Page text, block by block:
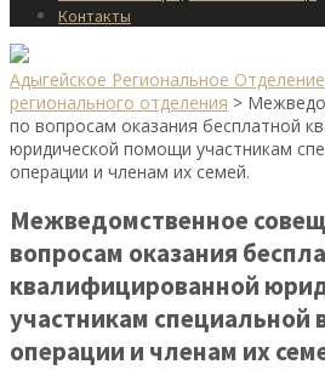
Контакты
Адыгейское Региональное Отделение
регионального отделения >
по вопросам оказания бесплатной
юридической помощи участникам
операции и членам их семей.
Межведомственное
вопросам оказания
квалифицированной
участникам специальной
операции и членам их